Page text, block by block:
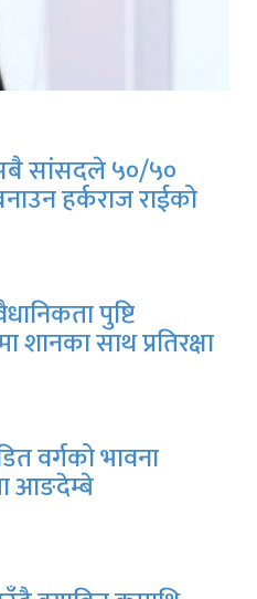
सांसदले ५०/५०
हर्कराज राईको
पुष्टि
साथ प्रतिरक्षा
वर्गको भावना
आङदेम्बे